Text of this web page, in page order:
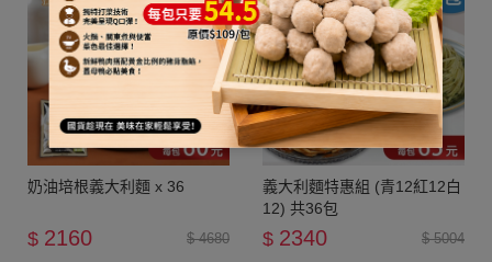
奶油培根義大利麵 x 36
$ 4680
$ 2160
義大利麵特惠組 (青12紅12白
12) 共36包
$ 5004
$ 2340